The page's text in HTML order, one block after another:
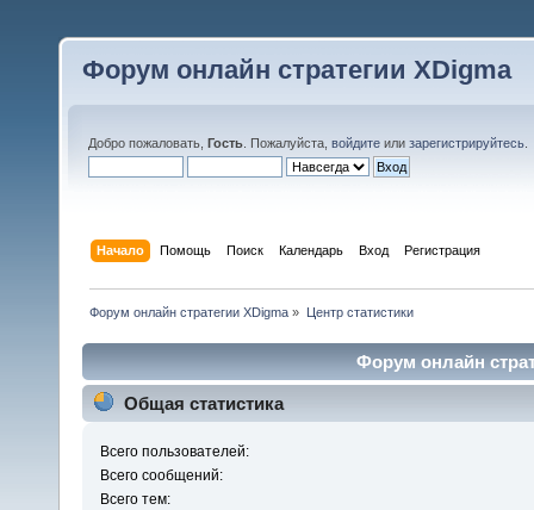
Форум онлайн стратегии XDigma
Добро пожаловать, Гость . Пожалуйста, войдите или зарегистрируйтесь
Начало Помощь Поиск Календарь Вход Регистрация
Форум онлайн стратегии XDigma » Центр статистики
Форум онлайн
Общая статистика
Всего пользователей:
Всего сообщений:
Всего тем: